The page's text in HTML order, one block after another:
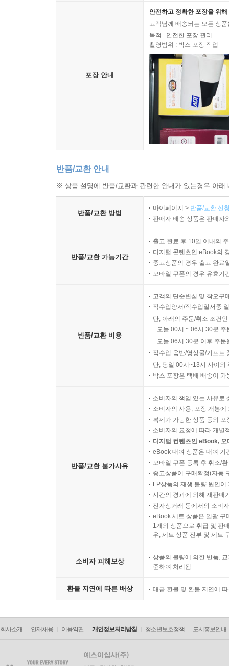
포장 안내
안전하고 정확한 포장을 위
고객님께 배송되는 모든 상
목적 : 안전한 포장 관리
촬영범위 : 박스 포장 작업
반품/교환 안내
※ 상품 설명에 반품/교환과 관련한 안내가 있는경우 아
반품/교환 방법
마이페이지 > 반품/교환 신
판매자 배송 상품은 판매자
반품/교환 가능기간
출고 완료 후 10일 이내의
디지털 콘텐츠인 eBook의
중고상품의 경우 출고 완료
모바일 쿠폰의 경우 유효기
반품/교환 비용
고객의 단순변심 및 착오구
직수입양서/직수입일서중
단, 아래의 주문/취소 조건
오늘 00시 ~ 06시 30분
오늘 06시 30분 이후 주
직수입 음반/영상물/기프트
단, 당일 00시~13시 사이의
박스 포장은 택배 배송이
반품/교환 불가사유
소비자의 책임 있는 사유로
소비자의 사용, 포장 개봉
복제가 가능한 상품 등의
소비자의 요청에 따라 개별
디지털 컨텐츠인 eBook,
eBook 대여 상품은 대여 기
모바일 쿠폰 등록 후 취소/
중고상품이 구매확정(자동
LP상품의 재생 불량 원인
시간의 경과에 의해 재판매
전자상거래 등에서의 소비
eBook 세트 상품은 일괄 구
1개의 상품으로 취급 및 판
우, 세트 상품 전부 및 세트
소비자 피해보상
상품의 불량에 의한 반품,
준하여 처리됨
환불 지연에 따른 배상 대금 환불 및 환불 지연에
회사소개 인재채용 이용약관 개인정보처리방침 청소년보호정책 도서홍보안내